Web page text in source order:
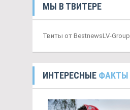
МЫ В ТВИТЕРЕ
Твиты от BestnewsLV-Group
ИНТЕРЕСНЫЕ ФАКТЫ